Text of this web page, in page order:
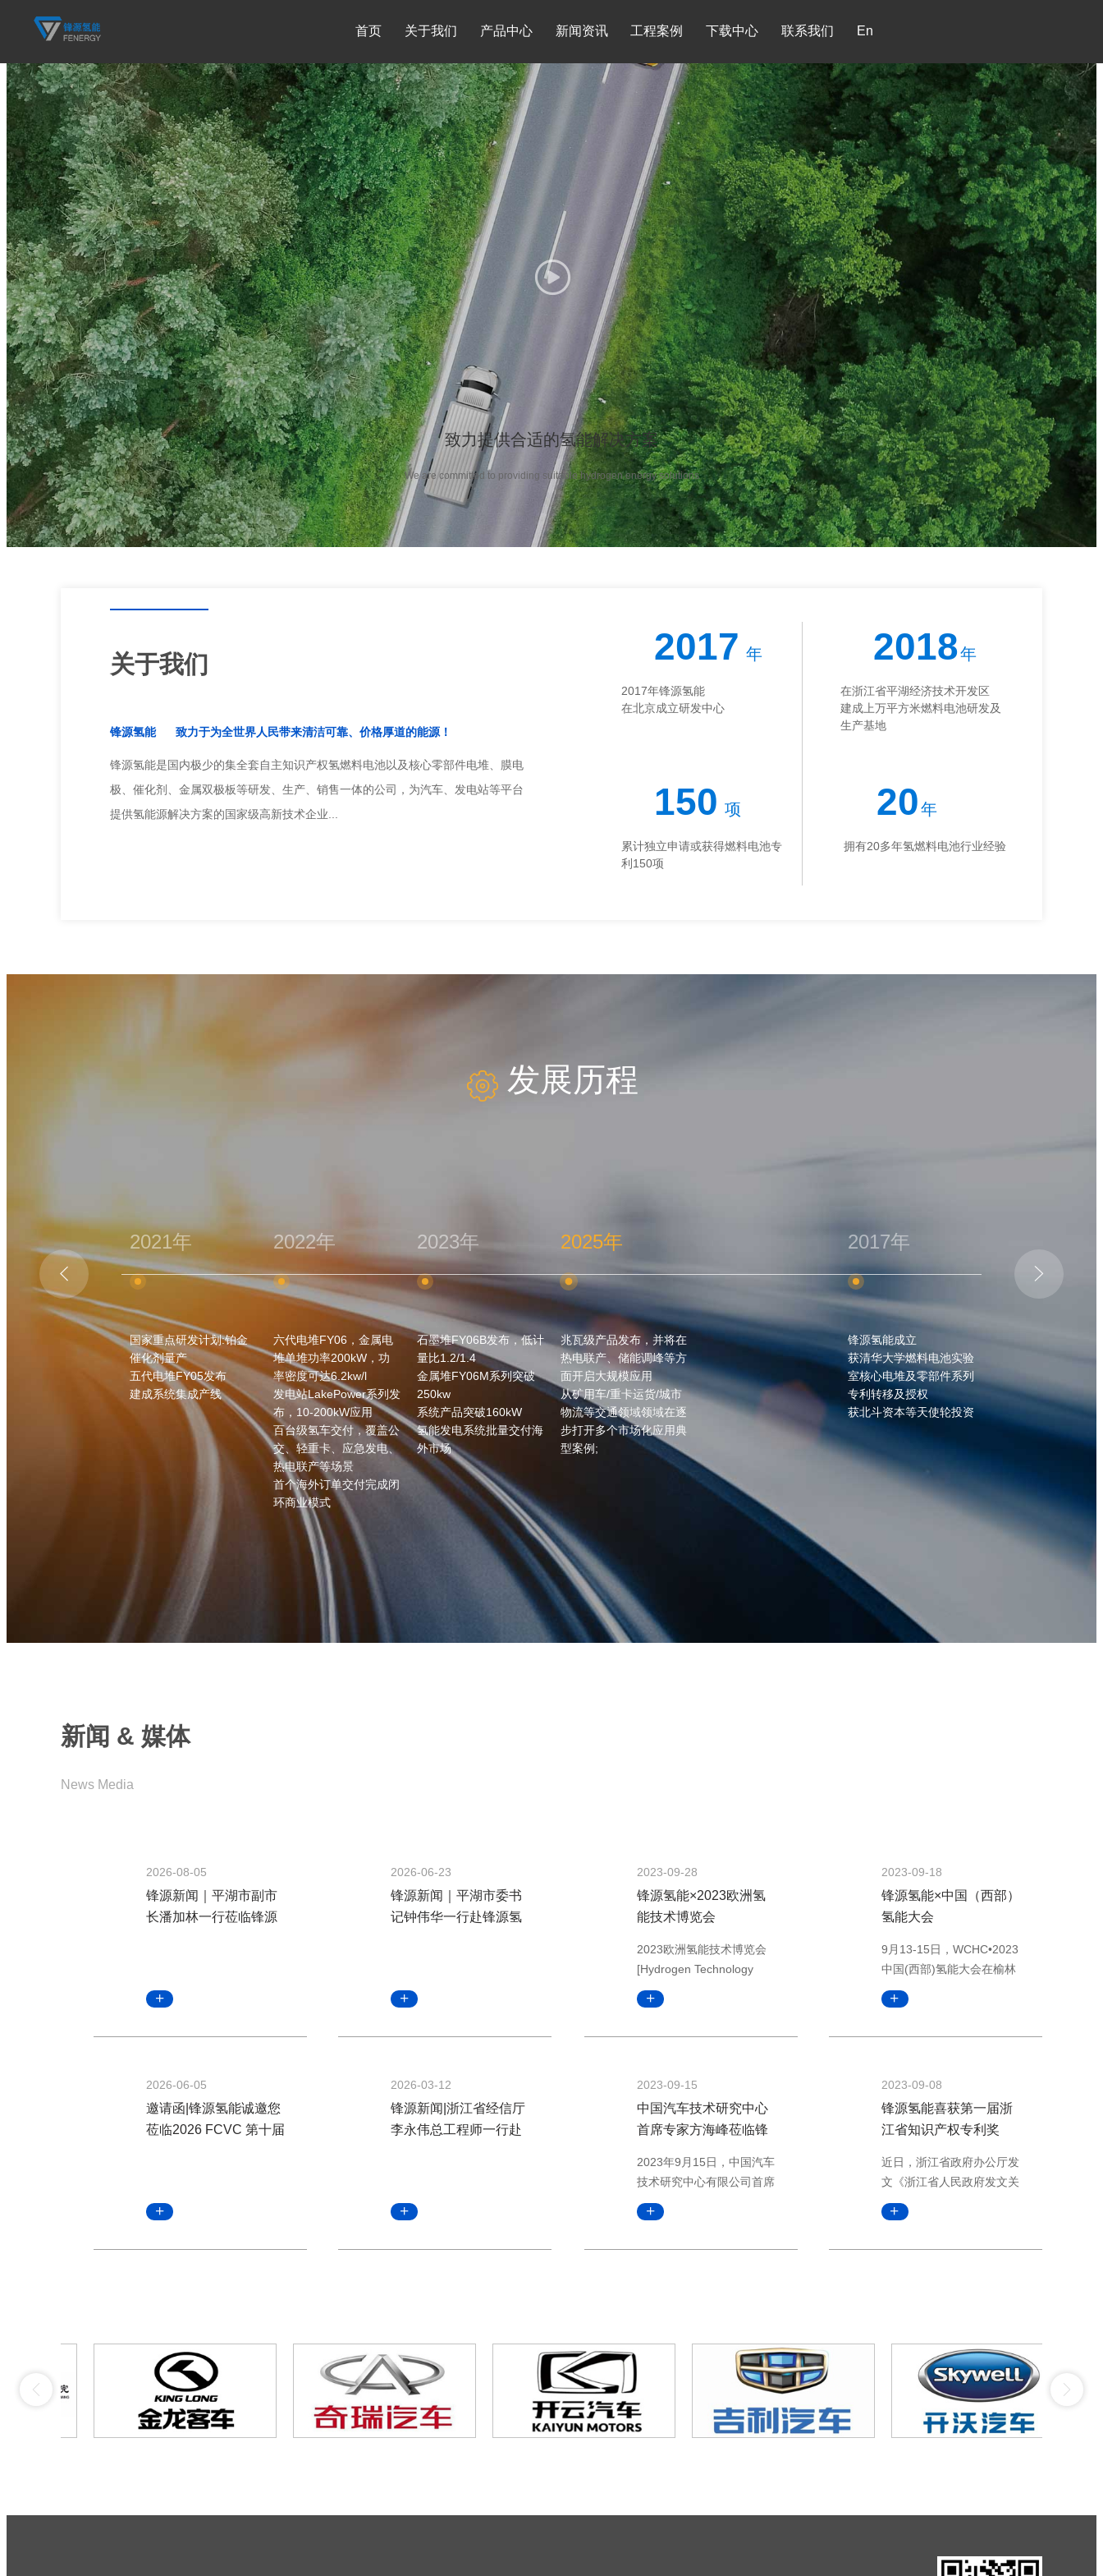
首页 关于我们 产品中心 新闻资讯 工程案例 下载中心 联系我们 En
致力提供合适的氢能解决方案
We are committed to providing suitable hydrogen energy solutions
关于我们
锋源氢能 致力于为全世界人民带来清洁可靠、价格厚道的能源！
锋源氢能是国内极少的集全套自主知识产权氢燃料电池以及核心零部件电堆、膜电
极、催化剂、金属双极板等研发、生产、销售一体的公司，为汽车、发电站等平台
提供氢能源解决方案的国家级高新技术企业...
2017 年
2017年锋源氢能
在北京成立研发中心
2018年
在浙江省平湖经济技术开发区
建成上万平方米燃料电池研发及
生产基地
150 项
累计独立申请或获得燃料电池专
利150项
20年
拥有20多年氢燃料电池行业经验
发展历程

年
重点研发计划:铂金
2022年
六代电堆FY06，金属电
堆单堆功率200kW，功
率密度可达6.2kw/l
发电站LakePower系列发
布，10-200kW应用
百台级氢车交付，覆盖公
交、轻重卡、应急发电、
2023年
石墨堆FY06B发布，低计
量比1.2/1.4
金属堆FY06M系列突破
250kw
系统产品突破160kW
氢能发电系统批量交付海
外市场
2025年
兆瓦级产品发布，并将在
热电联产、储能调峰等方
面开启大规模应用
从矿用车/重卡运货/城市
物流等交通领域领域在逐
步打开多个市场化应用典
型案例;
锋源氢能成立
获清华大学燃料电池实验
室核心电堆及零部件系列
专利转移及授权
获北斗资本等天使轮投资
2018年
获武岳峰资本/国新启迪/
平湖产投战略投资
建成7000平米电堆/膜电
极/催化剂产线
一代石墨电堆FY01
建成系统集成产线

新闻 & 媒体
News Media
2026-08-05
锋源新闻｜平湖市副市
长潘加林一行莅临锋源
2026-06-23
锋源新闻｜平湖市委书
记钟伟华一行赴锋源氢
2026-06-05
邀请函|锋源氢能诚邀您
莅临2026 FCVC 第十届
2026-03-12
锋源新闻|浙江省经信厅
李永伟总工程师一行赴
2023-09-28
锋源氢能×2023欧洲氢
能技术博览会
2023欧洲氢能技术博览会
[Hydrogen Technology
Expo Europe]于9月27日在
德国不莱梅展览馆召开，欧
商展览会，该展会将把整个
氢价值链聚集在一起，重点
关注低碳氢产生、储存和分
决方案和创新。此次大会设
置5大主题，涵盖整个
2023-09-18
锋源氢能×中国（西部）
氢能大会
9月13-15日，WCHC•2023
中国(西部)氢能大会在榆林
市会展中心隆重举行。本届
展会以“氢能•新赛道，低碳•
点、热点、难点问题展开充
分探讨和技术应用分享，由
陕西省发展和改革委员会、
员会、榆林市人民政府主
办。大会旗下
2023-09-15
中国汽车技术研究中心
首席专家方海峰莅临锋
2023年9月15日，中国汽车
技术研究中心有限公司首席
专家，中国汽车战略与政策
研究中心副主任方海峰莅临
规模化地推广氢能应用及关
键零部件国产化替代等征求
2023-09-08
锋源氢能喜获第一届浙
江省知识产权专利奖
近日，浙江省政府办公厅发
文《浙江省人民政府发文关
于表彰第一届浙江省知识产
权奖获奖者的决定》(浙政
号：ZL202010489710.0）
的浙江锋源氢能科技有限公
司同锋源新创科技（